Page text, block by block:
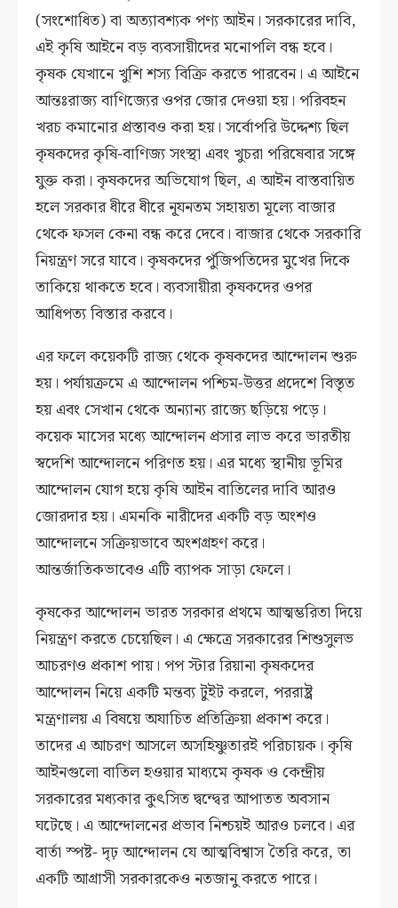
(সংশোধিত) বা অত্যাবশ্যক পণ্য আইন। সরকারের দাবি,
এই কৃষি আইনে বড় ব্যবসায়ীদের মনোপলি বন্ধ হবে।
কৃষক যেখানে খুশি শস্য বিক্রি করতে পারবেন। এ আইনে
আন্তঃরাজ্য বাণিজ্যের ওপর জোর দেওয়া হয়। পরিবহন
খরচ কমানোর প্রস্তাবও করা হয়। সর্বোপরি উদ্দেশ্য ছিল
কৃষকদের কৃষি-বাণিজ্য সংস্থা এবং খুচরা পরিষেবার সঙ্গে
যুক্ত করা। কৃষকদের অভিযোগ ছিল, এ আইন বাস্তবায়িত
হলে সরকার ধীরে ধীরে নূ্যনতম সহায়তা মূল্যে বাজার
থেকে ফসল কেনা বন্ধ করে দেবে। বাজার থেকে সরকারি
নিয়ন্ত্রণ সরে যাবে। কৃষকদের পুঁজিপতিদের মুখের দিকে
তাকিয়ে থাকতে হবে। ব্যবসায়ীরা কৃষকদের ওপর
আধিপত্য বিস্তার করবে।
এর ফলে কয়েকটি রাজ্য থেকে কৃষকদের আন্দোলন শুরু
হয়। পর্যায়ক্রমে এ আন্দোলন পশ্চিম-উত্তর প্রদেশে বিস্তৃত
হয় এবং সেখান থেকে অন্যান্য রাজ্যে ছড়িয়ে পড়ে।
কয়েক মাসের মধ্যে আন্দোলন প্রসার লাভ করে ভারতীয়
স্বদেশি আন্দোলনে পরিণত হয়। এর মধ্যে স্থানীয় ভূমির
আন্দোলন যোগ হয়ে কৃষি আইন বাতিলের দাবি আরও
জোরদার হয়। এমনকি নারীদের একটি বড় অংশও
আন্দোলনে সক্রিয়ভাবে অংশগ্রহণ করে।
আন্তর্জাতিকভাবেও এটি ব্যাপক সাড়া ফেলে।
কৃষকের আন্দোলন ভারত সরকার প্রথমে আত্মম্ভরিতা দিয়ে
নিয়ন্ত্রণ করতে চেয়েছিল। এ ক্ষেত্রে সরকারের শিশুসুলভ
আচরণও প্রকাশ পায়। পপ স্টার রিয়ানা কৃষকদের
আন্দোলন নিয়ে একটি মন্তব্য টুইট করলে, পররাষ্ট্র
মন্ত্রণালয় এ বিষয়ে অযাচিত প্রতিক্রিয়া প্রকাশ করে।
তাদের এ আচরণ আসলে অসহিষ্ণুতারই পরিচায়ক। কৃষি
আইনগুলো বাতিল হওয়ার মাধ্যমে কৃষক ও কেন্দ্রীয়
সরকারের মধ্যকার কুৎসিত দ্বন্দ্বের আপাতত অবসান
ঘটেছে। এ আন্দোলনের প্রভাব নিশ্চয়ই আরও চলবে। এর
বার্তা স্পষ্ট- দৃঢ় আন্দোলন যে আত্মবিশ্বাস তৈরি করে, তা
একটি আগ্রাসী সরকারকেও নতজানু করতে পারে।